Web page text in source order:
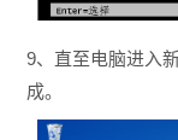
9、直至电脑进入
成。